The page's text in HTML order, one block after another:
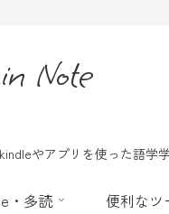
Note
やアプリを使った語学
・多読 便利なツ